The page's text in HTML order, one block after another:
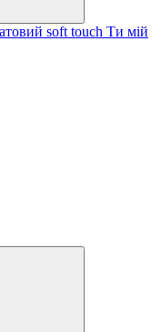
soft touch Ти мій